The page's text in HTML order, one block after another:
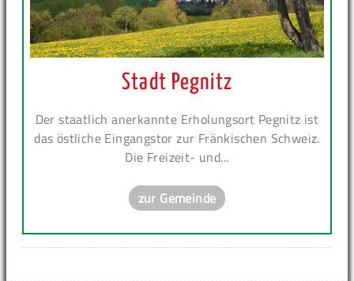
Stadt Pegnitz
Der staatlich anerkannte Erholungsort Pegnitz ist
das östliche Eingangstor zur Fränkischen Schweiz.
Die Freizeit- und...
zur Gemeinde